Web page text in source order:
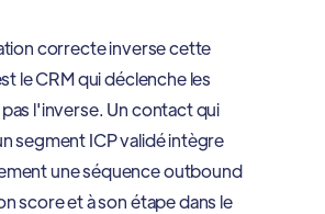
correcte inverse cette
le CRM qui déclenche les
l'inverse. Un contact qui
segment ICP validé intègre
une séquence outbound
score et à son étape dans le